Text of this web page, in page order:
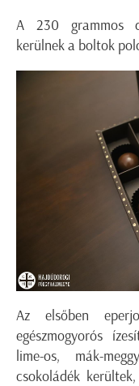
A 230 grammos
kerülnek a boltok
Az elsőben
egészmogyorós
lime-os, mák-
csokoládék